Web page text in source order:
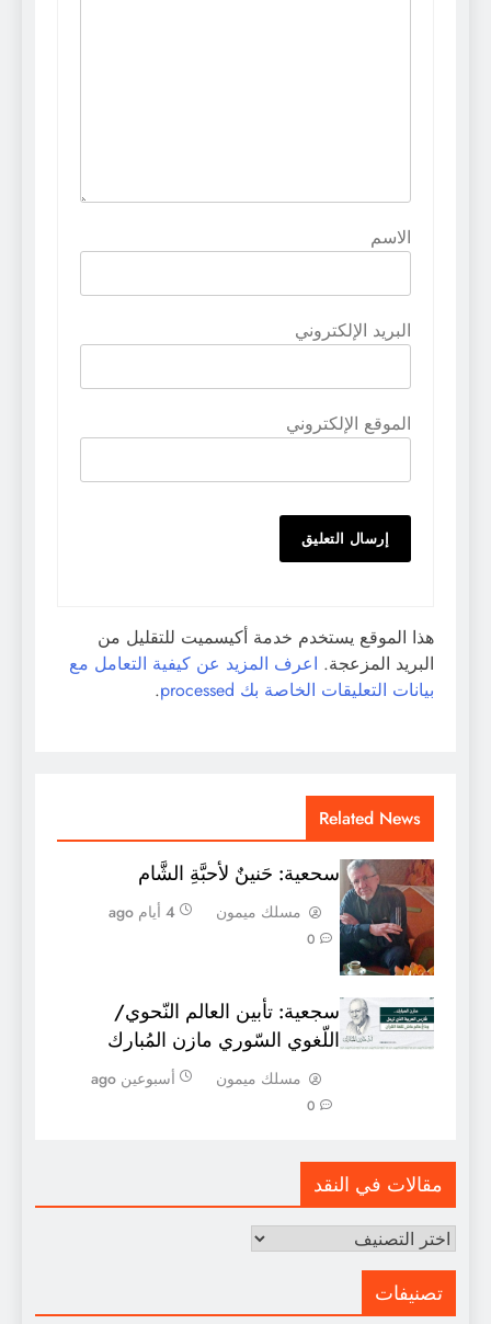
الاسم
البريد الإلكتروني
الموقع الإلكتروني
هذا الموقع يستخدم خدمة أكيسميت للتقليل من
البريد المزعجة. اعرف المزيد عن كيفية التعامل مع
بيانات التعليقات الخاصة بك processed
.
Related News
سحعية: حَنينٌ لأحبَّةِ الشَّام
مسلك ميمون 4 أيام ago
0
سجعية: تأبين العالم النّحوي/
اللّغوي السّوري مازن المُبارك
مسلك ميمون أسبوعين ago
0
مقالات في النقد
مقالات
النقد
تصنيفات